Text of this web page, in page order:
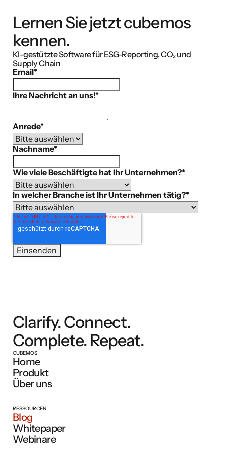
Lernen Sie jetzt cubemos
kennen.
KI-gestützte Software für ESG-Reporting, CO₂ und
Supply Chain
Email*
Ihre Nachricht an uns!*
Anrede*
Nachname*
Wie viele Beschäftigte hat Ihr Unternehmen?*
In welcher Branche ist Ihr Unternehmen tätig?*
Clarify. Connect.
Complete. Repeat.
CUBEMOS
Home
Produkt
Über uns
RESSOURCEN
Blog
Whitepaper
Webinare